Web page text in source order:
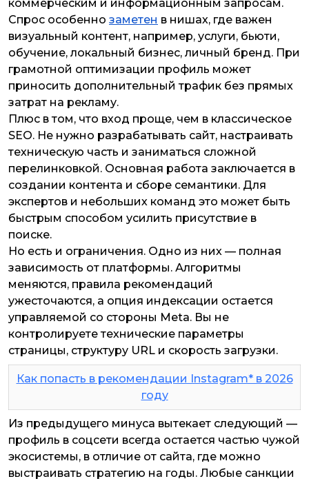
коммерческим и информационным запросам.
Спрос особенно заметен в нишах, где важен
визуальный контент, например, услуги, бьюти,
обучение, локальный бизнес, личный бренд. При
грамотной оптимизации профиль может
приносить дополнительный трафик без прямых
затрат на рекламу.
Плюс в том, что вход проще, чем в классическое
SEO. Не нужно разрабатывать сайт, настраивать
техническую часть и заниматься сложной
перелинковкой. Основная работа заключается в
создании контента и сборе семантики. Для
экспертов и небольших команд это может быть
быстрым способом усилить присутствие в
поиске.
Но есть и ограничения. Одно из них — полная
зависимость от платформы. Алгоритмы
меняются, правила рекомендаций
ужесточаются, а опция индексации остается
управляемой со стороны Meta. Вы не
контролируете технические параметры
страницы, структуру URL и скорость загрузки.
Как попасть в рекомендации Instagram* в 2026
году
Из предыдущего минуса вытекает следующий —
профиль в соцсети всегда остается частью чужой
экосистемы, в отличие от сайта, где можно
выстраивать стратегию на годы. Любые санкции